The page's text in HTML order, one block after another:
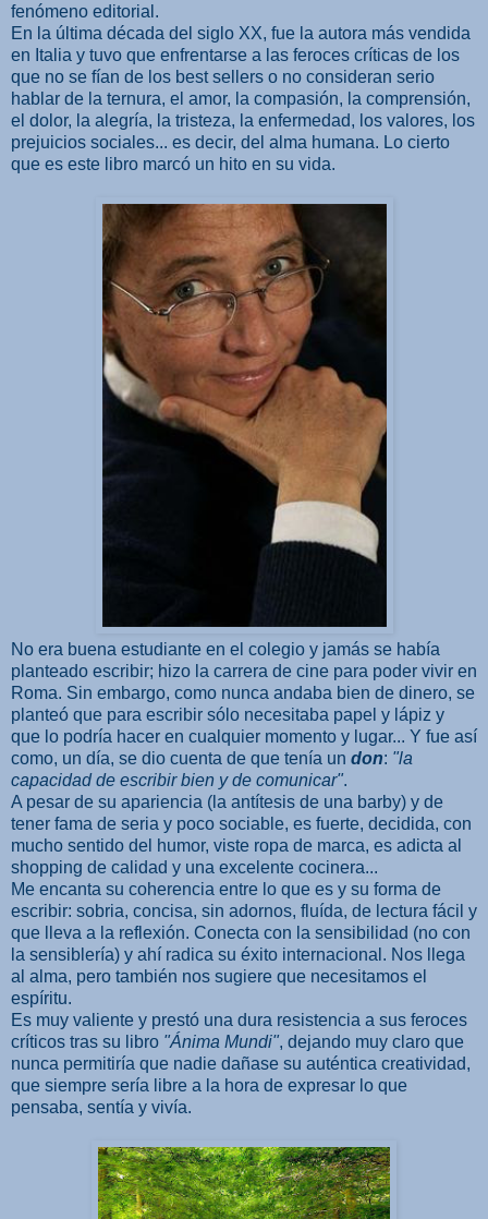
fenómeno editorial.
En la última década del siglo XX, fue la autora más vendida
en Italia y tuvo que enfrentarse a las feroces críticas de los
que no se fían de los best sellers o no consideran serio
hablar de la ternura, el amor, la compasión, la comprensión,
el dolor, la alegría, la tristeza, la enfermedad, los valores, los
prejuicios sociales... es decir, del alma humana. Lo cierto
que es este libro marcó un hito en su vida.
No era buena estudiante en el colegio y jamás se había
planteado escribir; hizo la carrera de cine para poder vivir en
Roma. Sin embargo, como nunca andaba bien de dinero, se
planteó que para escribir sólo necesitaba papel y lápiz y
que lo podría hacer en cualquier momento y lugar... Y fue así
como, un día, se dio cuenta de que tenía un don: "la
capacidad de escribir bien y de comunicar".
A pesar de su apariencia (la antítesis de una barby) y de
tener fama de seria y poco sociable, es fuerte, decidida, con
mucho sentido del humor, viste ropa de marca, es adicta al
shopping de calidad y una excelente cocinera...
Me encanta su coherencia entre lo que es y su forma de
escribir: sobria, concisa, sin adornos, fluída, de lectura fácil y
que lleva a la reflexión. Conecta con la sensibilidad (no con
la sensiblería) y ahí radica su éxito internacional. Nos llega
al alma, pero también nos sugiere que necesitamos el
espíritu.
Es muy valiente y prestó una dura resistencia a sus feroces
críticos tras su libro "Ánima Mundi", dejando muy claro que
nunca permitiría que nadie dañase su auténtica creatividad,
que siempre sería libre a la hora de expresar lo que
pensaba, sentía y vivía.